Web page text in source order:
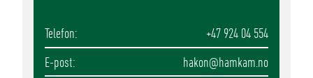
Telefon
+47 924 04 554
E-post
hakon@hamkam.no